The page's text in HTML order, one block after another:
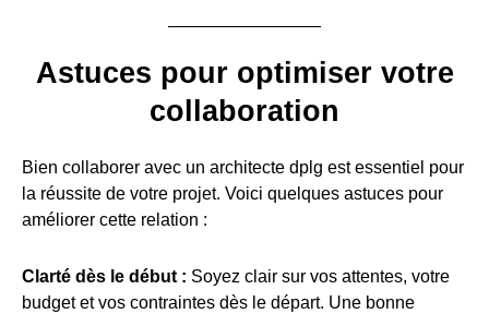
Astuces pour optimiser votre
collaboration
Bien collaborer avec un architecte dplg est essentiel pour
la réussite de votre projet. Voici quelques astuces pour
améliorer cette relation :
Clarté dès le début : Soyez clair sur vos attentes, votre
budget et vos contraintes dès le départ. Une bonne